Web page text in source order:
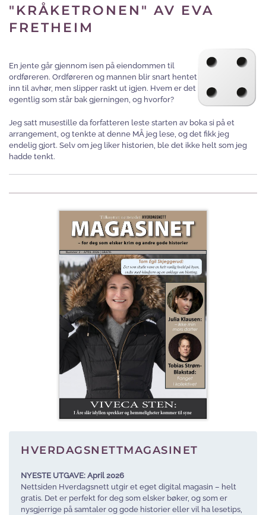
"KRÅKETRONEN" AV EVA
FRETHEIM
En jente går gjennom isen på eiendommen til
ordføreren. Ordføreren og mannen blir snart hentet
inn til avhør, men slipper raskt ut igjen. Hvem er det
egentlig som står bak gjerningen, og hvorfor?
Jeg satt musestille da forfatteren leste starten av boka si på et
arrangement, og tenkte at denne MÅ jeg lese, og det fikk jeg
endelig gjort. Selv om jeg liker historien, ble det ikke helt som jeg
hadde tenkt.
HVERDAGSNETTMAGASINET
NYESTE UTGAVE: April 2026
Nettsiden Hverdagsnett utgir et eget digital magasin – helt
gratis. Det er perfekt for deg som elsker bøker, og som er
nysgjerrige på samtaler og gode historier eller vil ha lesetips,